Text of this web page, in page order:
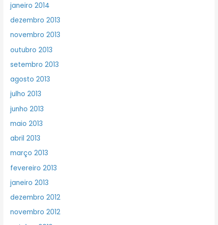
janeiro 2014
dezembro 2013
novembro 2013
outubro 2013
setembro 2013
agosto 2013
julho 2013
junho 2013
maio 2013
abril 2013
março 2013
fevereiro 2013
janeiro 2013
dezembro 2012
novembro 2012